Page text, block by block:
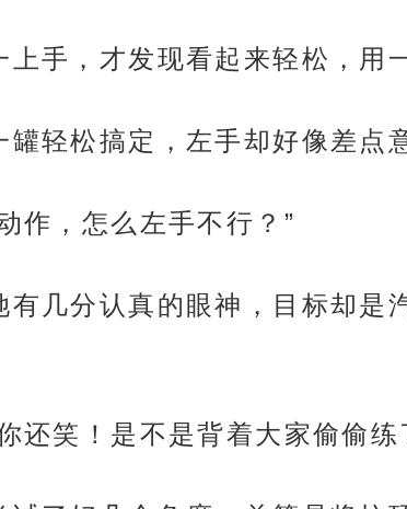
上手，才发现看起来轻松，用
罐轻松搞定，左手却好像差点
作，怎么左手不行？”
有几分认真的眼神，目标却是
还笑！是不是背着大家偷偷练